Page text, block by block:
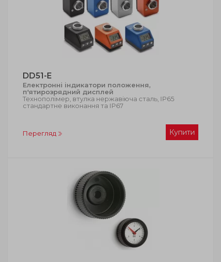
DD51-E
Електронні індикатори положення,
п'ятирозрядний дисплей
Технополімер, втулка нержавіюча сталь, ІР65
стандартне виконання та ІР67
Перегляд Купити